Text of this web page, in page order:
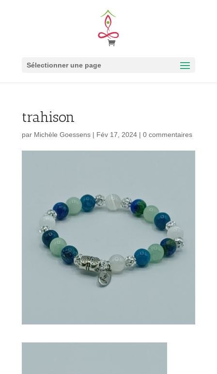
Sélectionner une page
trahison
par Michèle Goessens| Fév 17, 2024| 0 commentaires